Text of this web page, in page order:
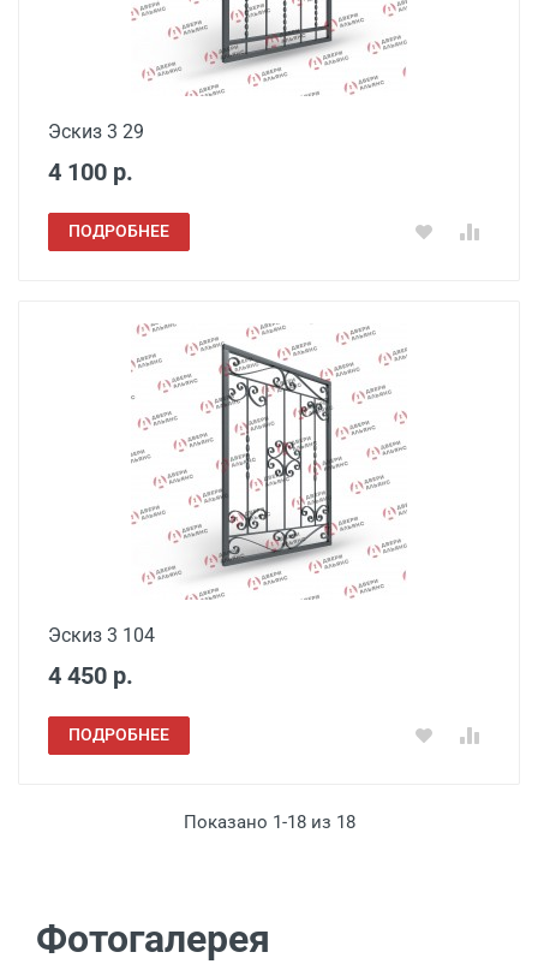
Эскиз 3 29
4 100 р.
ПОДРОБНЕЕ
Эскиз 3 104
4 450 р.
ПОДРОБНЕЕ
Показано 1-18 из 18
Фотогалерея